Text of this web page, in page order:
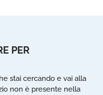
PER
stai cercando e vai alla
non è presente nella